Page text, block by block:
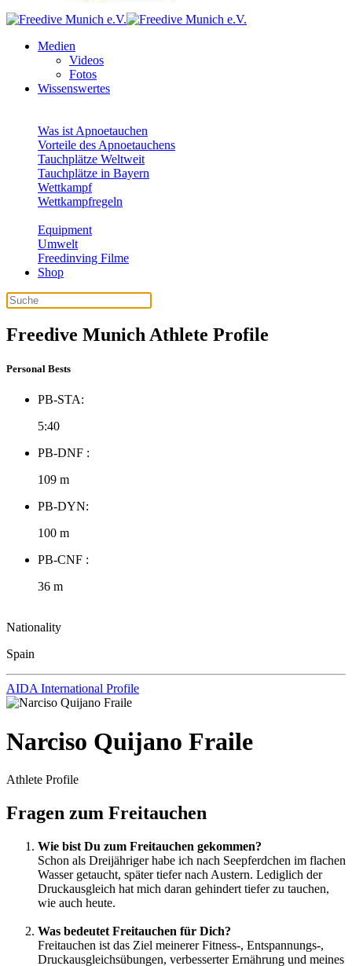
Medien
Videos
Fotos
Wissenswertes
Was ist Apnoetauchen
Vorteile des Apnoetauchens
Tauchplätze Weltweit
Tauchplätze in Bayern
Wettkampf
Wettkampfregeln
Equipment
Umwelt
Freedinving Filme
Shop
Freedive Munich Athlete Profile
Personal Bests
PB-STA:
5:40
PB-DNF :
109 m
PB-DYN:
100 m
PB-CNF :
36 m
Nationality
Spain
AIDA International Profile
Narciso Quijano Fraile
Athlete Profile
Fragen zum Freitauchen
Wie bist Du zum Freitauchen gekommen?
Schon als Dreijähriger habe ich nach Seepferdchen im flachen
Wasser getaucht, später tiefer nach Austern. Lediglich der
Druckausgleich hat mich daran gehindert tiefer zu tauchen,
wie auch heute.
Was bedeutet Freitauchen für Dich?
Freitauchen ist das Ziel meinerer Fitness-, Entspannungs-,
Druckausgleichsübungen, verbesserter Ernährung und meines